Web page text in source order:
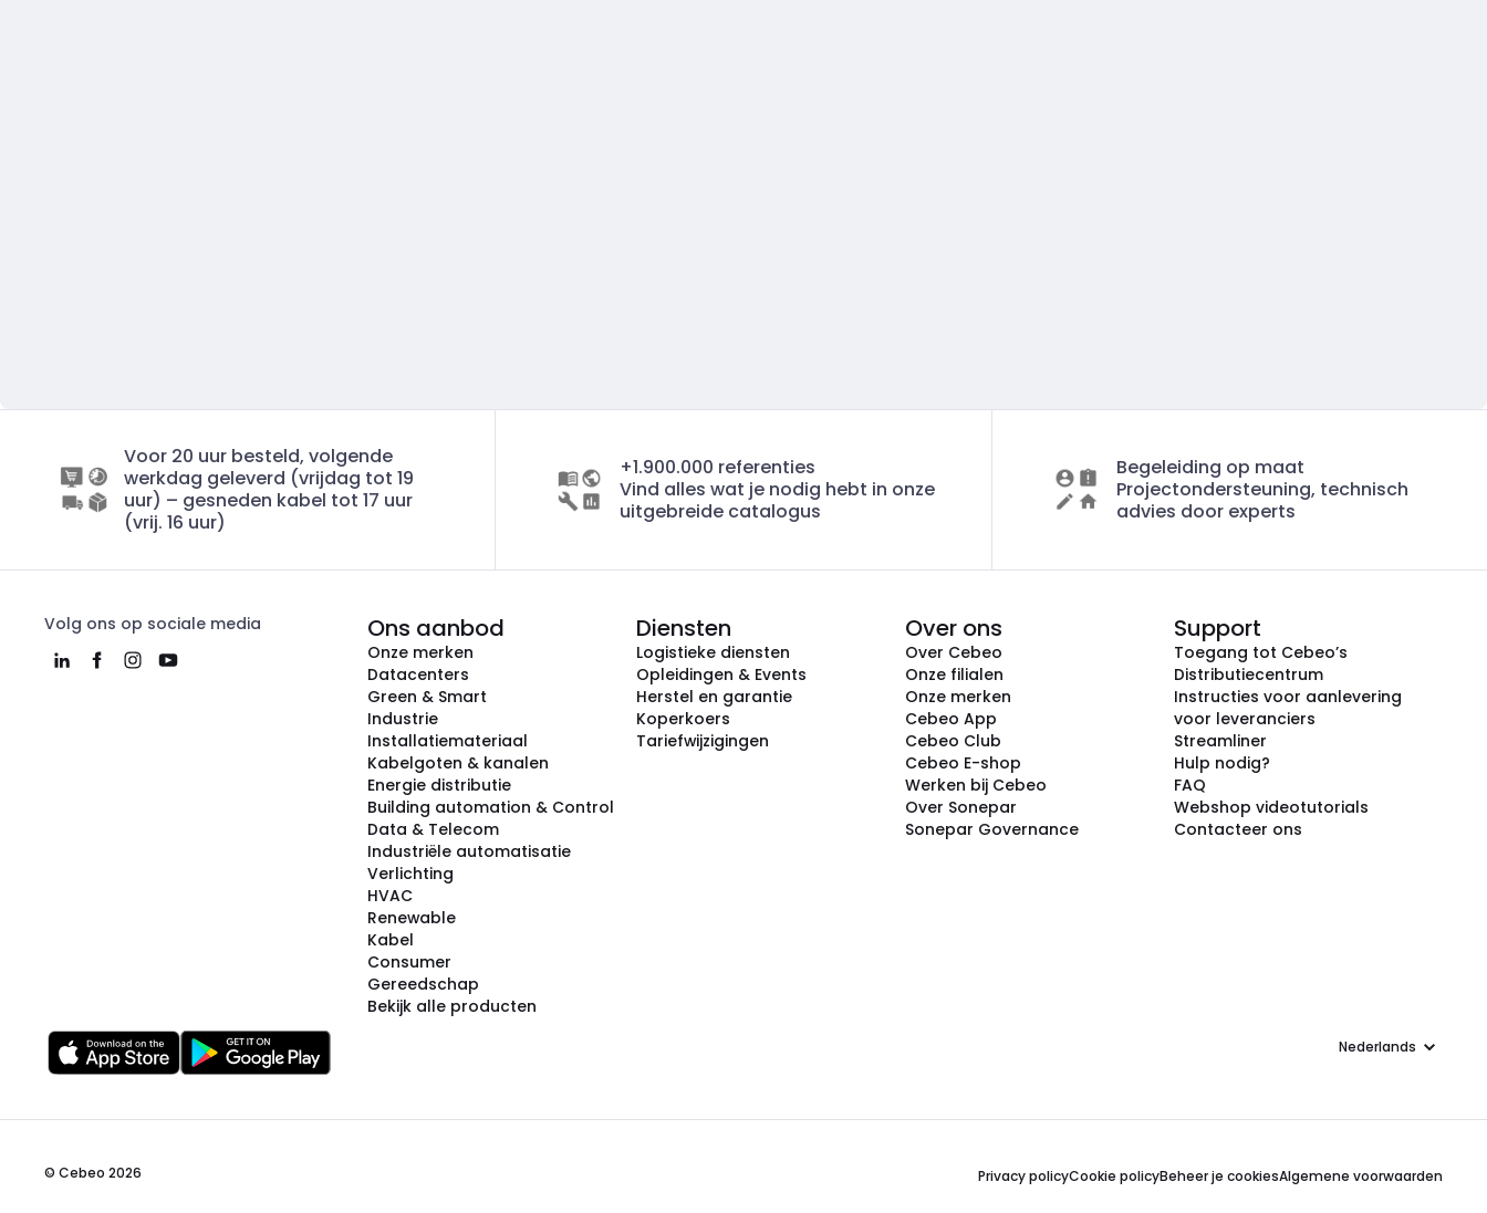
Voor 20 uur besteld, volgende
werkdag geleverd (vrijdag tot 19
uur) – gesneden kabel tot 17 uur
(vrij. 16 uur)
+1.900.000 referenties
Vind alles wat je nodig hebt in onze
uitgebreide catalogus
Begeleiding op maat
Projectondersteuning, technisch
advies door experts
Volg ons op sociale media Ons aanbod
Onze merken
Datacenters
Green & Smart
Industrie
Installatiemateriaal
Kabelgoten & kanalen
Energie distributie
Building automation & Control
Data & Telecom
Industriële automatisatie
Verlichting
HVAC
Renewable
Kabel
Consumer
Gereedschap
Bekijk alle producten
Diensten
Logistieke diensten
Opleidingen & Events
Herstel en garantie
Koperkoers
Tariefwijzigingen
Over ons
Over Cebeo
Onze filialen
Onze merken
Cebeo App
Cebeo Club
Cebeo E-shop
Werken bij Cebeo
Over Sonepar
Sonepar Governance
Support
Toegang tot Cebeo’s
Distributiecentrum
Instructies voor aanlevering
voor leveranciers
Streamliner
Hulp nodig?
FAQ
Webshop videotutorials
Contacteer ons
Taal
© Cebeo 2026 Privacy policyCookie policyBeheer je cookiesAlgemene voorwaarden